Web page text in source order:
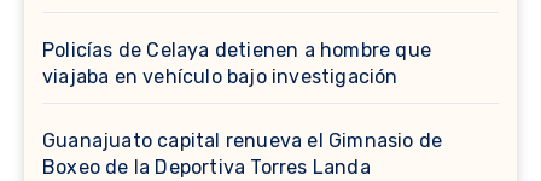
Policías de Celaya detienen a hombre que
viajaba en vehículo bajo investigación
Guanajuato capital renueva el Gimnasio de
Boxeo de la Deportiva Torres Landa